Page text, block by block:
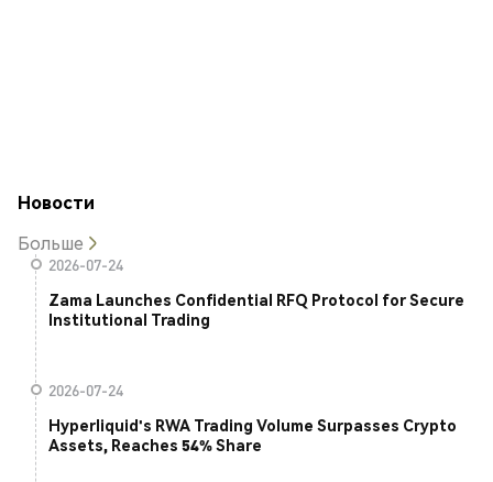
Новости
Больше
2026-07-24
Zama Launches Confidential RFQ Protocol for Secure
Institutional Trading
2026-07-24
Hyperliquid's RWA Trading Volume Surpasses Crypto
Assets, Reaches 54% Share